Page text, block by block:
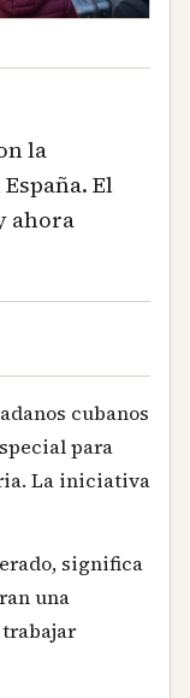
la
El
ahora
cubanos
para
La iniciativa
significa
una